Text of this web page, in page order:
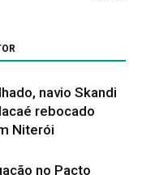
navio Skandi
rebocado
Niterói
no Pacto